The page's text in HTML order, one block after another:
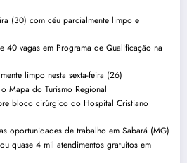
(30) com céu parcialmente limpo e
40 vagas em Programa de Qualificação na
limpo nesta sexta-feira (26)
Mapa do Turismo Regional
bloco cirúrgico do Hospital Cristiano
oportunidades de trabalho em Sabará (MG)
quase 4 mil atendimentos gratuitos em